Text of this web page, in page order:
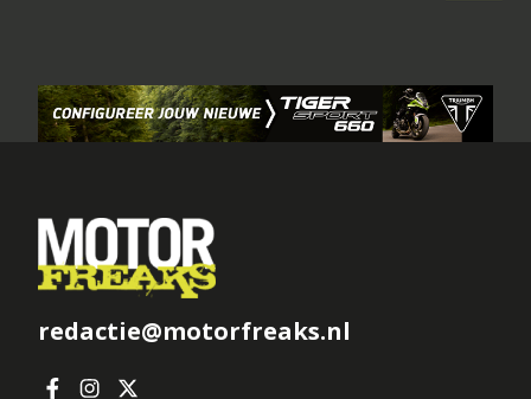
redactie@motorfreaks.nl